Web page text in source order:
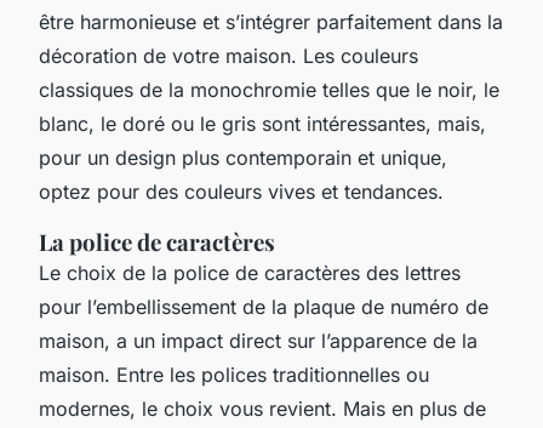
être harmonieuse et s’intégrer parfaitement dans la
décoration de votre maison. Les couleurs
classiques de la monochromie telles que le noir, le
blanc, le doré ou le gris sont intéressantes, mais,
pour un design plus contemporain et unique,
optez pour des couleurs vives et tendances.
La police de caractères
Le choix de la police de caractères des lettres
pour l’embellissement de la plaque de numéro de
maison, a un impact direct sur l’apparence de la
maison. Entre les polices traditionnelles ou
modernes, le choix vous revient. Mais en plus de